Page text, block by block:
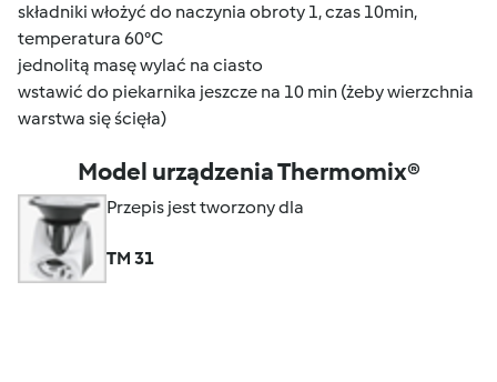
składniki włożyć do naczynia obroty 1, czas 10min,
temperatura 60°C
jednolitą masę wylać na ciasto
wstawić do piekarnika jeszcze na 10 min (żeby wierzchnia
warstwa się ścięła)
Model urządzenia Thermomix®
Przepis jest tworzony dla
TM 31